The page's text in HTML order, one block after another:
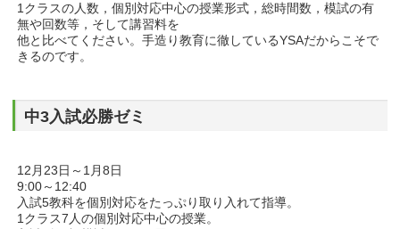
1クラスの人数，個別対応中心の授業形式，総時間数，模試の有
無や回数等，そして講習料を
他と比べてください。手造り教育に徹しているYSAだからこそで
きるのです。
中3入試必勝ゼミ
12月23日～1月8日
9:00～12:40
入試5教科を個別対応をたっぷり取り入れて指導。
1クラス7人の個別対応中心の授業。